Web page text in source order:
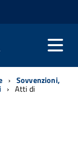
Sovvenzioni,
Atti di